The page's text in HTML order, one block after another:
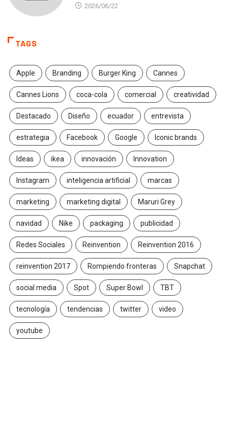
2026/06/22
TAGS
Apple Branding Burger King Cannes
Cannes Lions coca-cola comercial creatividad
Destacado Diseño ecuador entrevista
estrategia Facebook Google Iconic brands
Ideas ikea innovación Innovation
Instagram inteligencia artificial marcas
marketing marketing digital Maruri Grey
navidad Nike packaging publicidad
Redes Sociales Reinvention Reinvention 2016
reinvention 2017 Rompiendo fronteras Snapchat
social media Spot Super Bowl TBT
tecnología tendencias twitter video
youtube